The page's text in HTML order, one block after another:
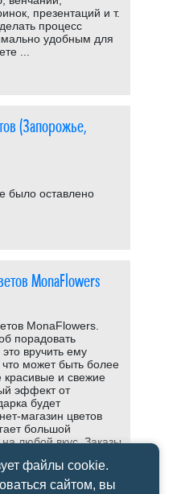
файлы cookie.
сайтом, вы
презентаций и т.
процесс
удобным для
...
(Запорожье,
было оставлено
MonaFlowers
MonaFlowers.
порадовать
вручить ему
может быть более
и свежие
эффект от
будет
магазин цветов
большой
на любой вкус. Заказы